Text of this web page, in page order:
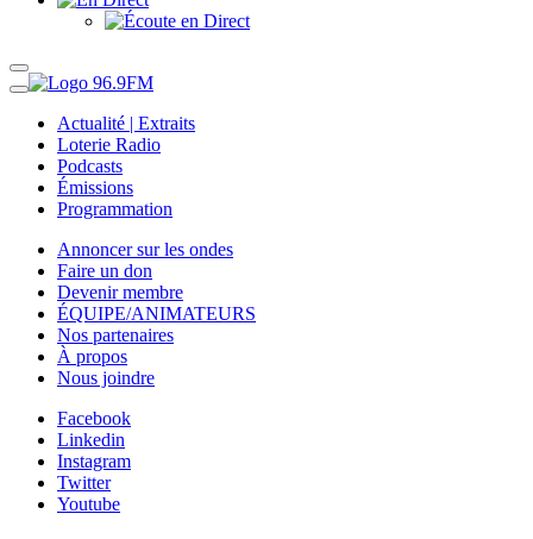
Actualité | Extraits
Loterie Radio
Podcasts
Émissions
Programmation
Annoncer sur les ondes
Faire un don
Devenir membre
ÉQUIPE/ANIMATEURS
Nos partenaires
À propos
Nous joindre
Facebook
Linkedin
Instagram
Twitter
Youtube